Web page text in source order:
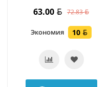
63.00 72.83
Экономия 10